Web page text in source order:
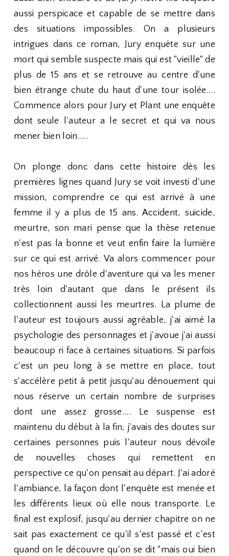
aussi perspicace et capable de se mettre dans
des situations impossibles. On a plusieurs
intrigues dans ce roman, Jury enquête sur une
mort qui semble suspecte mais qui est "vieille" de
plus de 15 ans et se retrouve au centre d'une
bien étrange chute du haut d'une tour isolée....
Commence alors pour Jury et Plant une enquête
dont seule l'auteur a le secret et qui va nous
mener bien loin.....
On plonge donc dans cette histoire dès les
premières lignes quand Jury se voit investi d'une
mission, comprendre ce qui est arrivé à une
femme il y a plus de 15 ans. Accident, suicide,
meurtre, son mari pense que la thèse retenue
n'est pas la bonne et veut enfin faire la lumière
sur ce qui est arrivé. Va alors commencer pour
nos héros une drôle d'aventure qui va les mener
très loin d'autant que dans le présent ils
collectionnent aussi les meurtres. La plume de
l'auteur est toujours aussi agréable, j'ai aimé la
psychologie des personnages et j'avoue j'ai aussi
beaucoup ri face à certaines situations. Si parfois
c'est un peu long à se mettre en place, tout
s'accélère petit à petit jusqu'au dénouement qui
nous réserve un certain nombre de surprises
dont une assez grosse.... Le suspense est
maintenu du début à la fin, j'avais des doutes sur
certaines personnes puis l'auteur nous dévoile
de nouvelles choses qui remettent en
perspective ce qu'on pensait au départ. J'ai adoré
l'ambiance, la façon dont l'enquête est menée et
les différents lieux où elle nous transporte. Le
final est explosif, jusqu'au dernier chapitre on ne
sait pas exactement ce qu'il s'est passé et c'est
quand on le découvre qu'on se dit "mais oui bien